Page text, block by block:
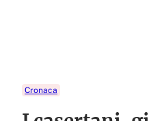
Cronaca